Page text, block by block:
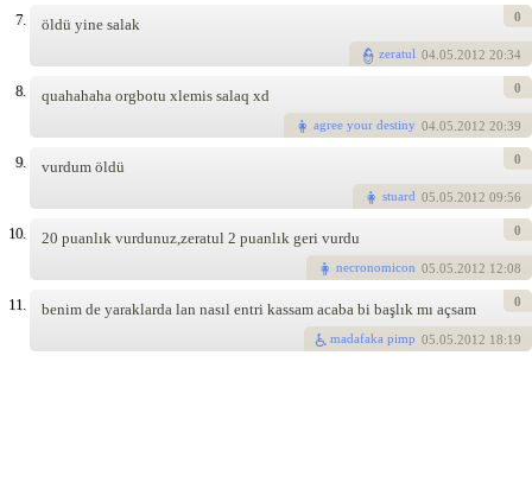
7. öldü yine salak
zeratul 04.05.2012 20:34
0
8. quahahaha orgbotu xlemis salaq xd
agree your destiny 04.05.2012 20:39
0
9. vurdum öldü
stuard 05.05.2012 09:56
0
10. 20 puanlık vurdunuz,zeratul 2 puanlık geri vurdu
necronomicon 05.05.2012 12:08
0
11. benim de yaraklarda lan nasıl entri kassam acaba bi başlık mı açsam
madafaka pimp 05.05.2012 18:19
0